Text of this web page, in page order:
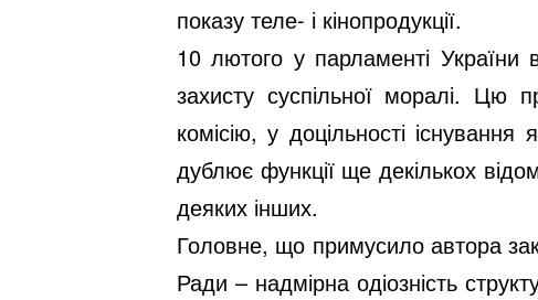
показу теле- і кінопродукції.
10 лютого у парламенті
захисту суспільної моралі. Цю
комісію, у доцільності
дублює функції ще декількох
деяких інших.
Головне, що примусило автора
Ради – надмірна одіозність